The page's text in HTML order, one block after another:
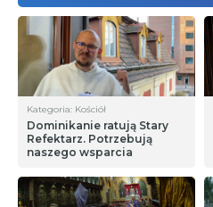
Kategoria: Kościół
Dominikanie ratują Stary
Refektarz. Potrzebują
naszego wsparcia